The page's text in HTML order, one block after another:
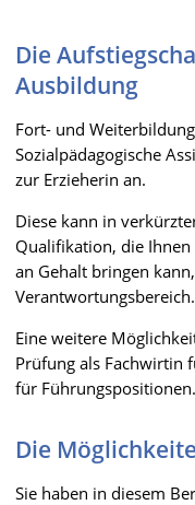
Die
Ausbildung
Fort- und
Sozialpädagogische
zur Erzieherin an.
Diese kann in
Qualifikation, die
an Gehalt bringen
Eine weitere
Prüfung als Fachwirtin
für Führungspositionen.
Die
Sie haben in diesem